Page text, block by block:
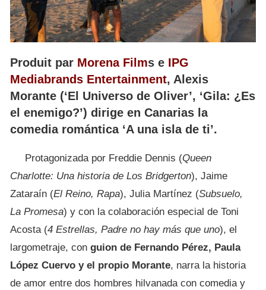
Produit par Morena Films e IPG
Mediabrands Entertainment, Alexis
Morante (‘El Universo de Oliver’, ‘Gila: ¿Es
el enemigo?’) dirige en Canarias la
comedia romántica ‘A una isla de ti’.
Protagonizada por Freddie Dennis (Queen
Charlotte: Una historia de Los Bridgerton), Jaime
Zataraín (El Reino, Rapa), Julia Martínez (Subsuelo,
La Promesa) y con la colaboración especial de Toni
Acosta (4 Estrellas, Padre no hay más que uno), el
largometraje, con guion de Fernando Pérez, Paula
López Cuervo y el propio Morante, narra la historia
de amor entre dos hombres hilvanada con comedia y